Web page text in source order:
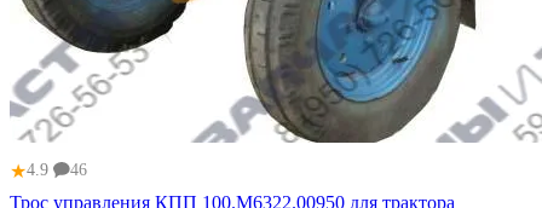
★4.9 46
Трос управления КПП 100.М6322.00950 для трактора